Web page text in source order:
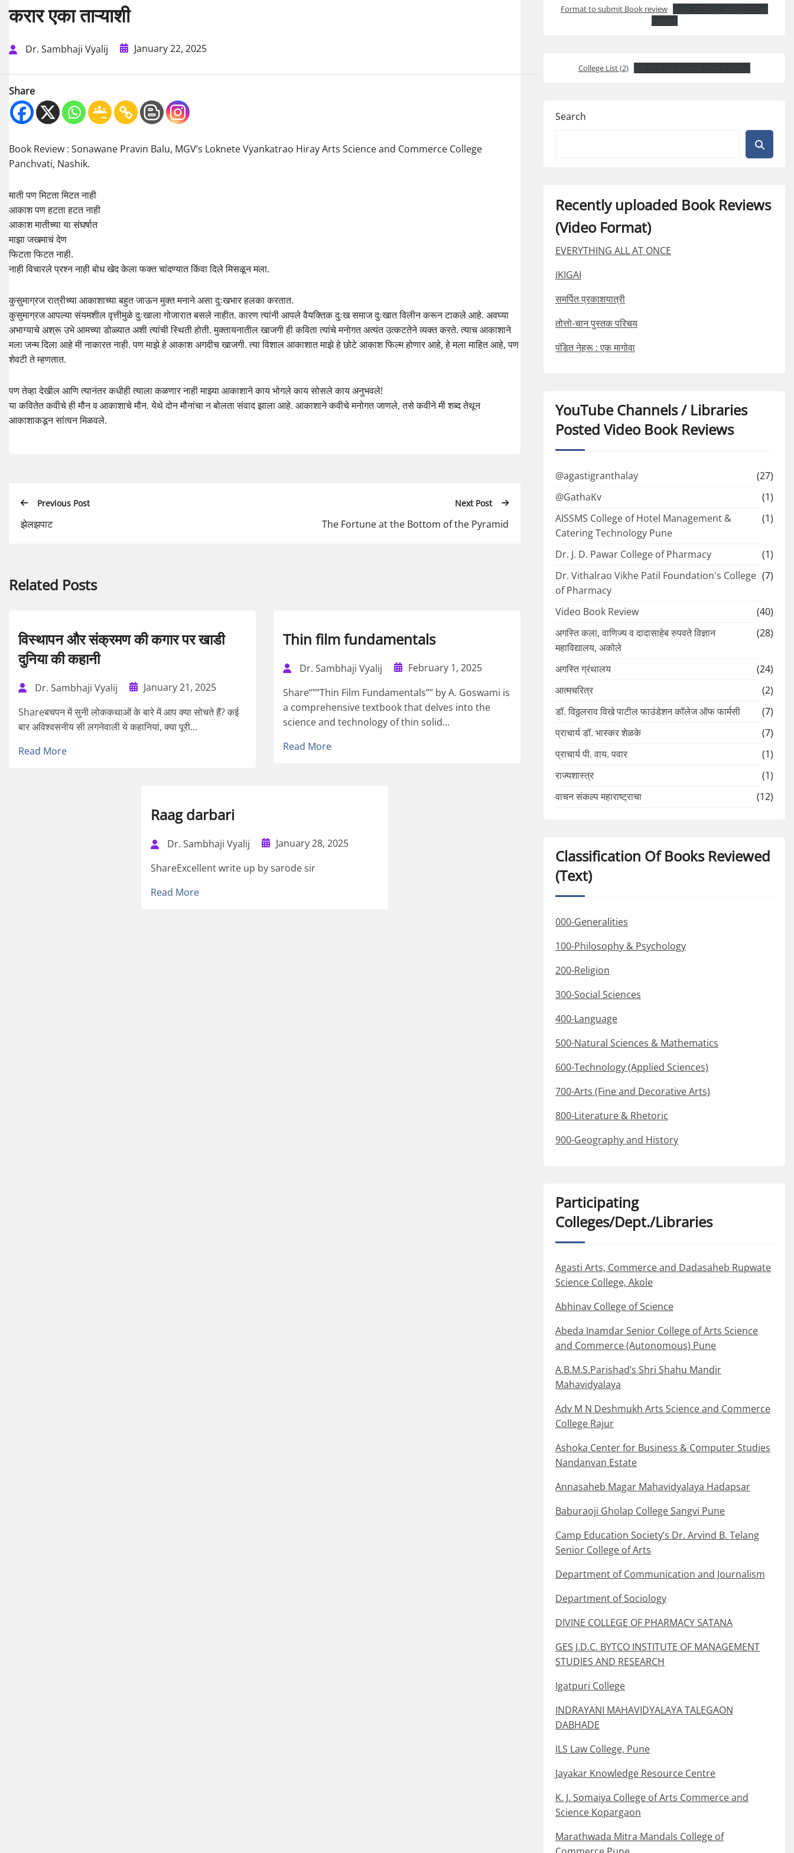
करार एका ताऱ्याशी
Dr. Sambhaji Vyalij January 22, 2025
Share
Book Review : Sonawane Pravin Balu, MGV’s Loknete Vyankatrao Hiray Arts Science and Commerce College
Panchvati, Nashik.
माती पण मिटता मिटत नाही
आकाश पण हटता हटत नाही
आकाश मातीच्या या संघर्षात
माझा जखमाचं देण
फिटता फिटत नाही.
नाही विचारले प्रश्न नाही बोध खेद केला फक्त चांदण्यात किंवा दिले मिसळून मला.
कुसुमाग्रज रात्रीच्या आकाशाच्या बहुत जाऊन मुक्त मनाने असा दुःखभार हलका करतात.
कुसुमाग्रज आपल्या संयमशील वृत्तीमुळे दुःखाला गोजारात बसले नाहीत. कारण त्यांनी आपले वैयक्तिक दुःख समाज दुःखात विलीन करून टाकले आहे. अवघ्या
अभाग्याचे अश्रू उभे आमच्या डोळ्यात अशी त्यांची स्थिती होती. मुक्तायनातील खाजगी ही कविता त्यांचे मनोगत अत्यंत उत्कटतेने व्यक्त करते. त्याच आकाशाने
मला जन्म दिला आहे मी नाकारत नाही. पण माझे हे आकाश अगदीच खाजगी. त्या विशाल आकाशात माझे हे छोटे आकाश फिल्म होणार आहे, हे मला माहित आहे, पण
शेवटी ते म्हणतात.
पण तेव्हा देखील आणि त्यानंतर कधीही त्याला कळणार नाही माझ्या आकाशाने काय भोगले काय सोसले काय अनुभवले!
या कवितेत कवीचे ही मौन व आकाशाचे मौन. येथे दोन मौनांचा न बोलता संवाद झाला आहे. आकाशाने कवीचे मनोगत जाणले, तसे कवीने मी शब्द तेथून
आकाशाकडून सांत्वन मिळवले.
Previous Post
झेलझपाट
Next Post
The Fortune at the Bottom of the Pyramid
Related Posts
विस्थापन और संक्रमण की कगार पर खाडी
दुनिया की कहानी
Dr. Sambhaji Vyalij
January 21, 2025
Shareबचपन में सुनी लोककथाओं के बारे में आप क्या सोचते हैं? कई
बार अविश्वसनीय सी लगनेवाली ये कहानियां, क्या पूरी...
Read More
Thin film fundamentals
Dr. Sambhaji Vyalij
February 1, 2025
Share“””Thin Film Fundamentals”” by A. Goswami is
a comprehensive textbook that delves into the
science and technology of thin solid...
Read More
Raag darbari
Dr. Sambhaji Vyalij
January 28, 2025
ShareExcellent write up by sarode sir
Read More
Format to submit Book review
College List (2)
Search
Recently uploaded Book Reviews
(Video Format)
EVERYTHING ALL AT ONCE
IKIGAI
समर्पित प्रकाशयात्री
तोत्तो-चान पुस्तक परिचय
पंडित नेहरू : एक मागोवा
YouTube Channels / Libraries
Posted Video Book Reviews
@agastigranthalay
(27)
@GathaKv
(1)
AISSMS College of Hotel Management &
Catering Technology Pune
(1)
Dr. J. D. Pawar College of Pharmacy
(1)
Dr. Vithalrao Vikhe Patil Foundation's College
of Pharmacy
(7)
Video Book Review
(40)
अगस्ति कला, वाणिज्य व दादासाहेब रुपवते विज्ञान
महाविद्यालय, अकोले
(28)
अगस्ति ग्रंथालय
(24)
आत्मचरित्र
(2)
डॉ. विठ्ठलराव विखे पाटील फाउंडेशन कॉलेज ऑफ फार्मसी
(7)
प्राचार्य डॉ. भास्कर शेळके
(7)
प्राचार्य पी. वाय. पवार
(1)
राज्यशास्त्र
(1)
वाचन संकल्प महाराष्ट्राचा
(12)
Classification Of Books Reviewed
(Text)
000-Generalities
100-Philosophy & Psychology
200-Religion
300-Social Sciences
400-Language
500-Natural Sciences & Mathematics
600-Technology (Applied Sciences)
700-Arts (Fine and Decorative Arts)
800-Literature & Rhetoric
900-Geography and History
Participating
Colleges/Dept./Libraries
Agasti Arts, Commerce and Dadasaheb Rupwate
Science College, Akole
Abhinav College of Science
Abeda Inamdar Senior College of Arts Science
and Commerce (Autonomous) Pune
A.B.M.S.Parishad’s Shri Shahu Mandir
Mahavidyalaya
Adv M N Deshmukh Arts Science and Commerce
College Rajur
Ashoka Center for Business & Computer Studies
Nandanvan Estate
Annasaheb Magar Mahavidyalaya Hadapsar
Baburaoji Gholap College Sangvi Pune
Camp Education Society’s Dr. Arvind B. Telang
Senior College of Arts
Department of Communication and Journalism
Department of Sociology
DIVINE COLLEGE OF PHARMACY SATANA
GES J.D.C. BYTCO INSTITUTE OF MANAGEMENT
STUDIES AND RESEARCH
Igatpuri College
INDRAYANI MAHAVIDYALAYA TALEGAON
DABHADE
ILS Law College, Pune
Jayakar Knowledge Resource Centre
K. J. Somaiya College of Arts Commerce and
Science Kopargaon
Marathwada Mitra Mandals College of